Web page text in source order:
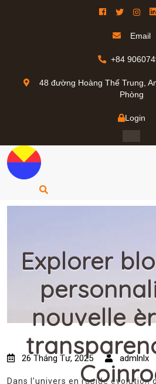
Email
+84
48 đường Hoàng Thế Trung,
Phòng
Login
Explorer
nouvelle
26 Tháng Tư, 2025 admlnlx
Dans l’univers en rapide évolution